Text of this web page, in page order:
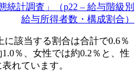
統計調査」（p22 – 給与階級別
給与所得者数・構成割合）
に該当する割合は合計で0.6％
％、女性では約0.2％と、性
れています。